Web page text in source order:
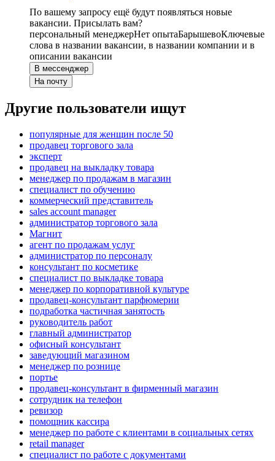
По вашему запросу ещё будут появляться новые
вакансии. Присылать вам?
персональный менеджерНет опытаБарышевоКлючевые
слова в названии вакансии, в названии компании и в
описании вакансии
В мессенджер
На почту
Другие пользователи ищут
популярные для женщин после 50
продавец торгового зала
эксперт
продавец на выкладку товара
менеджер по продажам в магазин
специалист по обучению
коммерческий представитель
sales account manager
администратор торгового зала
Магнит
агент по продажам услуг
администратор по персоналу
консультант по косметике
специалист по выкладке товара
менеджер по корпоративной культуре
продавец-консультант парфюмерии
подработка частичная занятость
руководитель работ
главный администратор
офисный консультант
заведующий магазином
менеджер по рознице
портье
продавец-консультант в фирменный магазин
сотрудник на телефон
ревизор
помощник кассира
менеджер по работе с клиентами в социальных сетях
retail manager
специалист по работе с документами